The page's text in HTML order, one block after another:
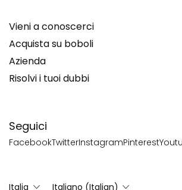
Seguici
FacebookTwitterInstagramPinterest
Vieni a conoscerci
Acquista su boboli
Azienda
Risolvi i tuoi dubbi
Italia Italiano (Italian)